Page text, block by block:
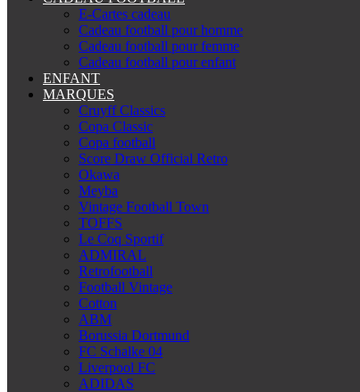
E-Cartes cadeau
Cadeau football pour homme
Cadeau football pour femme
Cadeau football pour enfant
ENFANT
MARQUES
Cruyff Classics
Copa Classic
Copa football
Score Draw Official Retro
Okawa
Meyba
Vintage Football Town
TOFFS
Le Coq Sportif
ADMIRAL
Retrofootball
Football Vintage
Cotton
ABM
Borussia Dortmund
FC Schalke 04
Liverpool FC
ADIDAS